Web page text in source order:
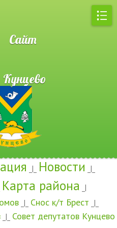
_|_ Новости _|_
Карта района _|
_|_ Снос к/т Брест _|_
_|_ Совет депутатов Кунцево